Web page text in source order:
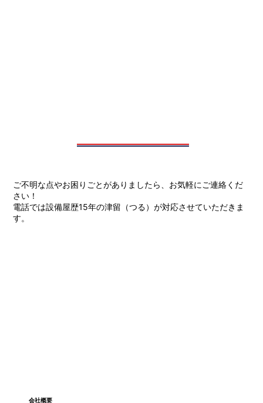
ご不明な点やお困りごとがありましたら、お気軽にご連絡くだ
さい！
電話では設備屋歴15年の津留（つる）が対応させていただきま
す。
会社概要